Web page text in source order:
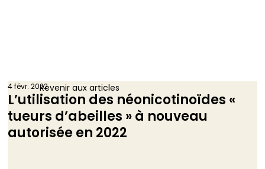
L’utilisation des néonicotinoïdes «
tueurs d’abeilles » à nouveau
autorisée en 2022
4 févr. 2022Revenir aux articles